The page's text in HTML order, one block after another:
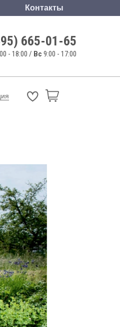
Контакты
665-01-65
- 18:00 / Вс 9:00 - 17:00